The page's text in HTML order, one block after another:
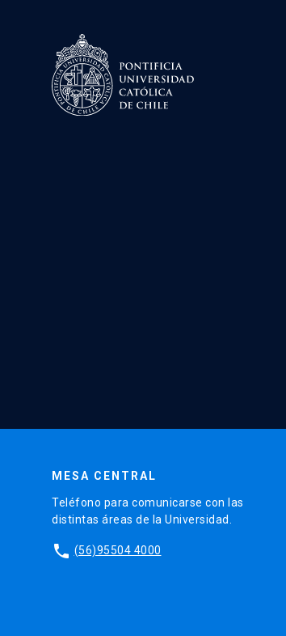
MESA CENTRAL
Teléfono para comunicarse con las
distintas áreas de la Universidad.
phone (56)95504 4000